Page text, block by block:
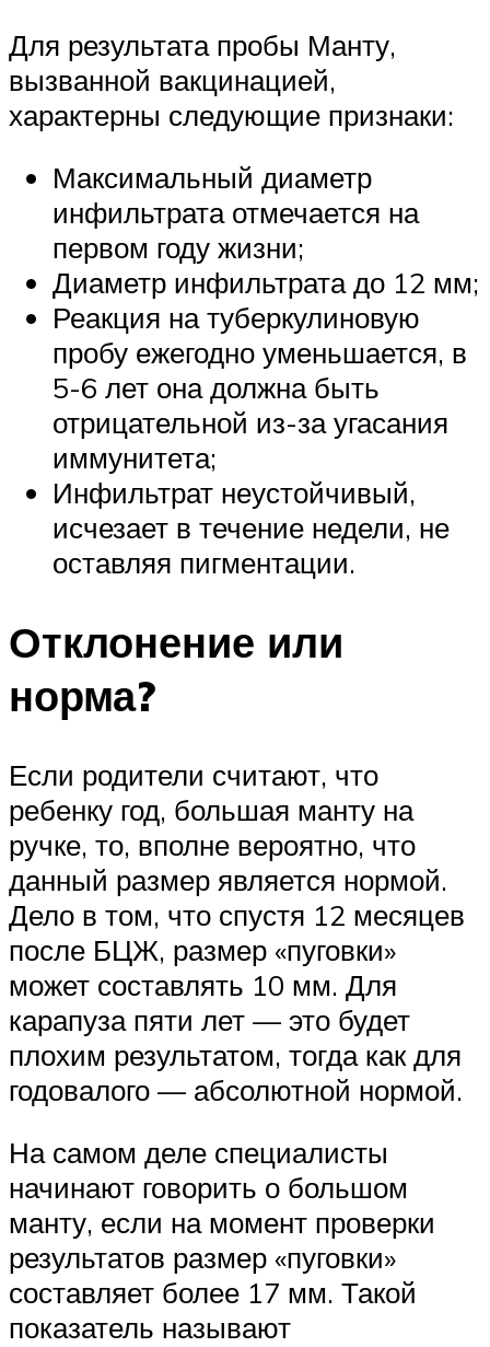
Для результата пробы Манту,
вызванной вакцинацией,
характерны следующие признаки:
Максимальный диаметр
инфильтрата отмечается на
первом году жизни;
Диаметр инфильтрата до 12 мм;
Реакция на туберкулиновую
пробу ежегодно уменьшается, в
5-6 лет она должна быть
отрицательной из-за угасания
иммунитета;
Инфильтрат неустойчивый,
исчезает в течение недели, не
оставляя пигментации.
Отклонение или
норма?
Если родители считают, что
ребенку год, большая манту на
ручке, то, вполне вероятно, что
данный размер является нормой.
Дело в том, что спустя 12 месяцев
после БЦЖ, размер «пуговки»
может составлять 10 мм. Для
карапуза пяти лет — это будет
плохим результатом, тогда как для
годовалого — абсолютной нормой.
На самом деле специалисты
начинают говорить о большом
манту, если на момент проверки
результатов размер «пуговки»
составляет более 17 мм. Такой
показатель называют